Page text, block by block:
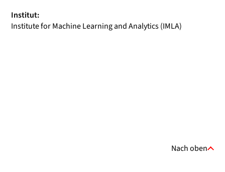
Institut:
Institute for Machine Learning and Analytics (IMLA)
Nach oben